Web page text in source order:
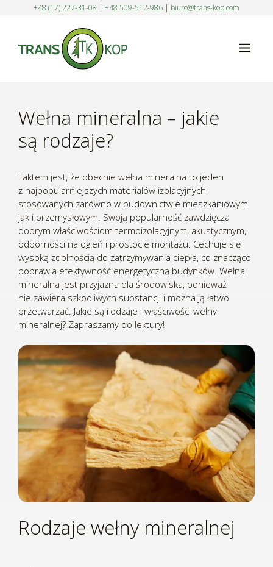
+48 (17) 227-31-08 | +48 509-512-986 | biuro@trans-kop.com
Wełna mineralna – jakie
są rodzaje?
Faktem jest, że obecnie wełna mineralna to jeden
z najpopularniejszych materiałów izolacyjnych
stosowanych zarówno w budownictwie mieszkaniowym
jak i przemysłowym. Swoją popularność zawdzięcza
dobrym właściwościom termoizolacyjnym, akustycznym,
odporności na ogień i prostocie montażu. Cechuje się
wysoką zdolnością do zatrzymywania ciepła, co znacząco
poprawia efektywność energetyczną budynków. Wełna
mineralna jest przyjazna dla środowiska, ponieważ
nie zawiera szkodliwych substancji i można ją łatwo
przetwarzać. Jakie są rodzaje i właściwości wełny
mineralnej? Zapraszamy do lektury!
Rodzaje wełny mineralnej